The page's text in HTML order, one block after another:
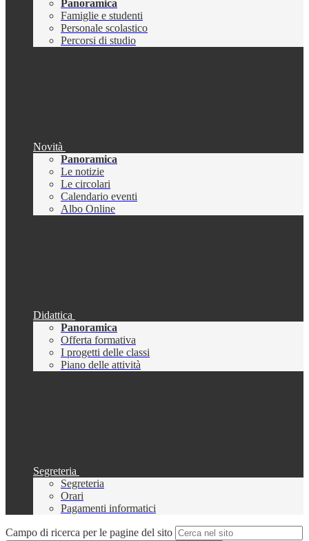
Panoramica
Famiglie e studenti
Personale scolastico
Percorsi di studio
Novità
Panoramica
Le notizie
Le circolari
Calendario eventi
Albo Online
Didattica
Panoramica
Offerta formativa
I progetti delle classi
Piano delle attività
Segreteria
Segreteria
Orari
Pagamenti informatici
Campo di ricerca per le pagine del sito